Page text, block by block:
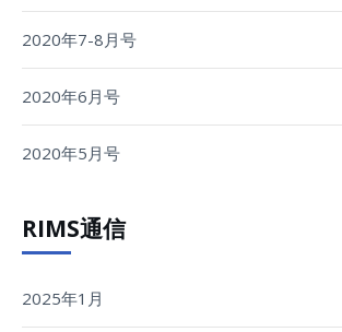
2020年7-8月号
2020年6月号
2020年5月号
RIMS通信
2025年1月